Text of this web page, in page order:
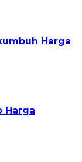
Harga
Harga